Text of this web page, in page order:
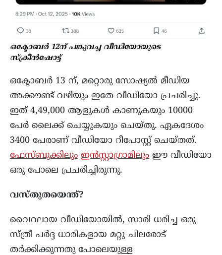
ഒക്ടോബർ 12ന് പങ്കുവച്ച വീഡിയോയുടെ
സ്ക്രീൻഷോട്ട്
ഒക്ടോബർ 13 ന്, മറ്റൊരു സോഷ്യൽ മീഡിയ
അക്കൗണ്ട് വഴിയും ഇതേ വീഡിയോ പ്രചരിച്ചു.
ഇത് 4,49,000 ആളുകൾ കാണുകയും 10000
പേർ ലൈക്ക് ചെയ്യുകയും ചെയ്തു. ഏകദേശം
3400 പേരാണ് വീഡിയോ റീപോസ്റ്റ് ചെയ്തത്.
ഫേസ്ബുക്കിലും ഇൻസ്റ്റാഗ്രാമിലും ഈ വീഡിയോ
ഒരു പോലെ പ്രചരിച്ചിരുന്നു.
വസ്തുതയെന്ത്?
വൈറലായ വീഡിയോയില്‍, സാരി ധരിച്ച ഒരു
സ്ത്രീ പര്‍ദ്ദ ധാരികളായ മറ്റു ചിലരോട്
തര്‍ക്കിക്കുന്നതു പോലെയുള്ള